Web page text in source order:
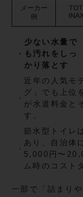
メーカー
例
少ない水量で
も汚れをしっ
かり落とす
近年の人気モ
グ」でも上位
が水道料金と
す。
節水型トイレ
あり、自治体
5,000円〜
ム時のコスト
一部で「詰まり